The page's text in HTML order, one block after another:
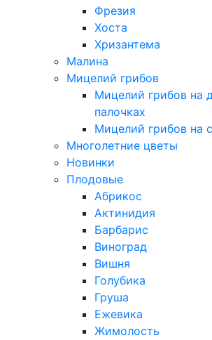
Фрезия
Хоста
Хризантема
Малина
Мицелий грибов
Мицелий грибов на
палочках
Мицелий грибов на
Многолетние цветы
Новинки
Плодовые
Абрикос
Актинидия
Барбарис
Виноград
Вишня
Голубика
Груша
Ежевика
Жимолость